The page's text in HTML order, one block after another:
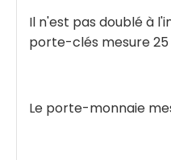
Il n'est pas doublé à
porte-clés mesure 25
Le porte-monnaie